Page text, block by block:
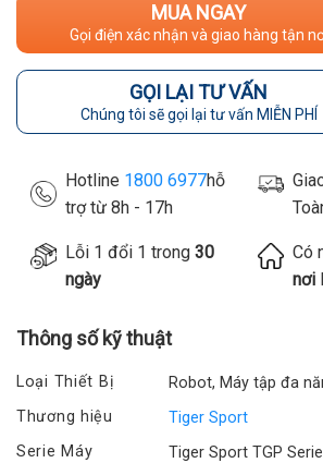
MUA NGAY
Gọi điện xác nhận và giao hàng tận
GỌI LẠI TƯ VẤN
Chúng tôi sẽ gọi lại tư vấn MIỄN PHÍ
Hotline 1800 6977hỗ
trợ từ 8h - 17h
Lỗi 1 đổi 1 trong 30
ngày
Có
nơi
Thông số kỹ thuật
Loại Thiết Bị
Robot, Máy tập đa
Thương hiệu
Tiger Sport
Serie Máy
Tiger Sport TGP Serie